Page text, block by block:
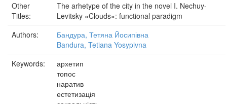
Other
Titles:
The arhetype of the city in the novel I. Nechuy-
Levitsky «Clouds»: functional paradigm
Authors:
Бандура, Тетяна Йосипівна
Bandura, Tetiana Yosypivna
Keywords:
архетип
топос
наратив
естетизація